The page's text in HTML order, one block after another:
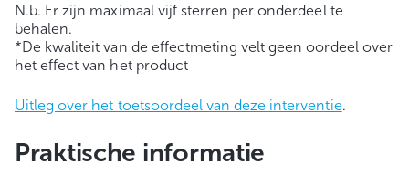
N.b. Er zijn maximaal vijf sterren per onderdeel te
behalen.
*De kwaliteit van de effectmeting velt geen oordeel over
het effect van het product
Uitleg over het toetsoordeel van deze interventie.
Praktische informatie